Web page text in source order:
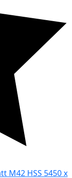
M42 HSS 5450 x